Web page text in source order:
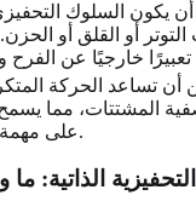
يكون السلوك
أو القلق أو
أن تساعد الحركة
المشتتات، مما يسمح
على مهمة أو فكرة معينة.
الذاتية: ما